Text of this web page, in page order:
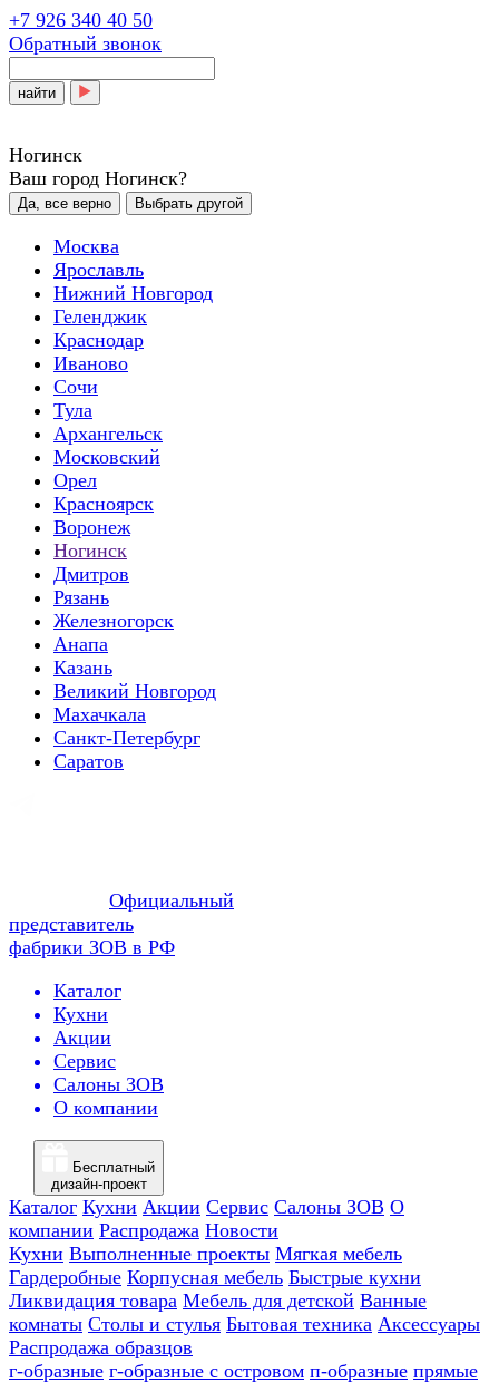
+7 926 340 40 50
Обратный звонок
найти
Ногинск
Ваш город Ногинск?
Да, все верно Выбрать другой
Москва
Ярославль
Нижний Новгород
Геленджик
Краснодар
Иваново
Сочи
Тула
Архангельск
Московский
Орел
Красноярск
Воронеж
Ногинск
Дмитров
Рязань
Железногорск
Анапа
Казань
Великий Новгород
Махачкала
Санкт-Петербург
Саратов
Официальный
представитель
фабрики ЗОВ в РФ
Каталог
Кухни
Акции
Сервис
Салоны ЗОВ
О компании
Бесплатный
дизайн-проект
Каталог Кухни Акции Сервис Салоны ЗОВ О
компании Распродажа Новости
Кухни Выполненные проекты Мягкая мебель
Гардеробные Корпусная мебель Быстрые кухни
Ликвидация товара Мебель для детской Ванные
комнаты Столы и стулья Бытовая техника Аксессуары
Распродажа образцов
г-образные г-образные с островом п-образные прямые